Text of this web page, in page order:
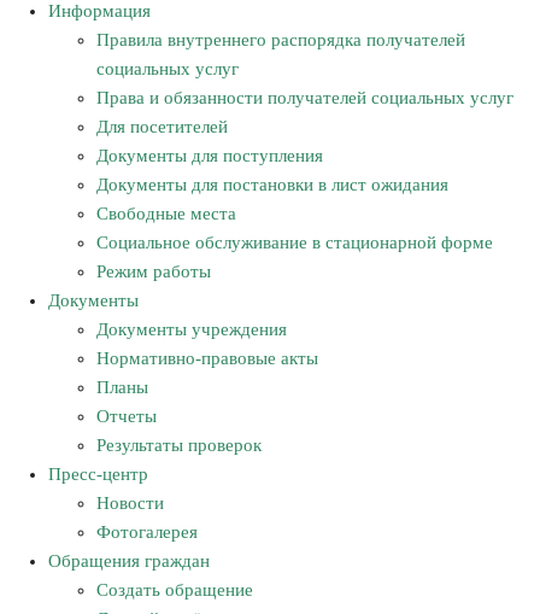
Информация
Правила внутреннего распорядка получателей
социальных услуг
Права и обязанности получателей социальных услуг
Для посетителей
Документы для поступления
Документы для постановки в лист ожидания
Свободные места
Социальное обслуживание в стационарной форме
Режим работы
Документы
Документы учреждения
Нормативно-правовые акты
Планы
Отчеты
Результаты проверок
Пресс-центр
Новости
Фотогалерея
Обращения граждан
Создать обращение